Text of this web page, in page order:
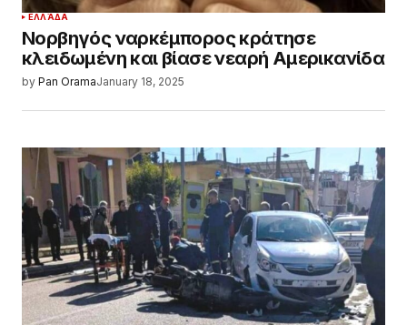
ΕΛΛΆΔΑ
Νορβηγός ναρκέμπορος κράτησε
κλειδωμένη και βίασε νεαρή Αμερικανίδα
by Pan OramaJanuary 18, 2025